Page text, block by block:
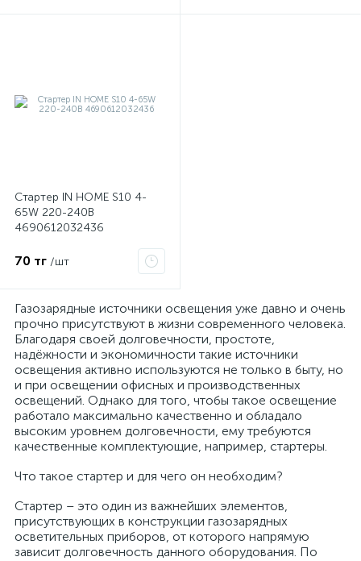
Стартер IN HOME S10 4-
65W 220-240В
4690612032436
70 тг /шт
Газозарядные источники освещения уже давно и очень
прочно присутствуют в жизни современного человека.
Благодаря своей долговечности, простоте,
надёжности и экономичности такие источники
освещения активно используются не только в быту, но
и при освещении офисных и производственных
освещений. Однако для того, чтобы такое освещение
работало максимально качественно и обладало
высоким уровнем долговечности, ему требуются
качественные комплектующие, например, стартеры.
Что такое стартер и для чего он необходим?
Стартер – это один из важнейших элементов,
присутствующих в конструкции газозарядных
осветительных приборов, от которого напрямую
зависит долговечность данного оборудования. По